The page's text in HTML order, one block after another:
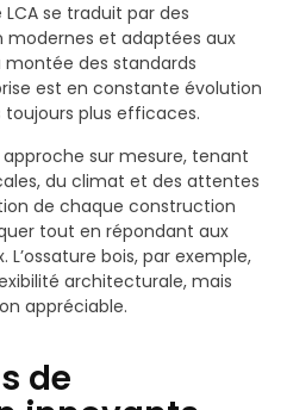
se traduit par des
et adaptées aux
montée des standards
est en constante évolution
plus efficaces.
sur mesure, tenant
du climat et des attentes
de chaque construction
tout en répondant aux
bois, par exemple,
architecturale, mais
appréciable.
de